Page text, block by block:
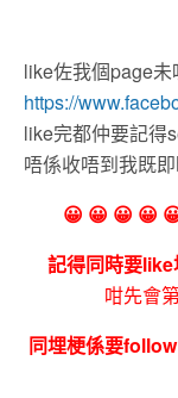
like佐我個page未
https://
like完都仲要記得
唔係收唔到我既
😀 😀 😀 😀
記得同時要like
咁先會
同埋梗係要